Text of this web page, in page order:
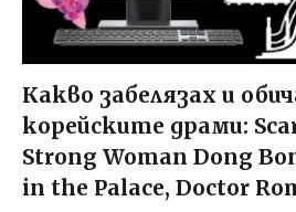
Какво забелязах и
корейските драми:
Strong Woman Dong
in the Palace, Doctor